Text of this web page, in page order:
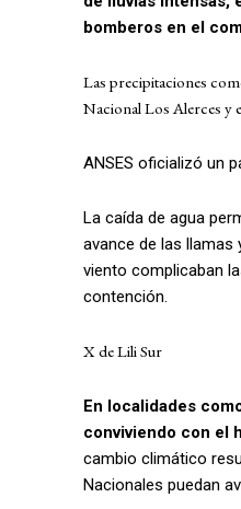
bomberos en el
Las precipitaciones
Nacional Los Alerces y
ANSES oficializó un
La caída de agua
avance de las
viento complicaban
contención.
X de Lili Sur
En localidades
conviviendo con el
cambio climático
Nacionales puedan